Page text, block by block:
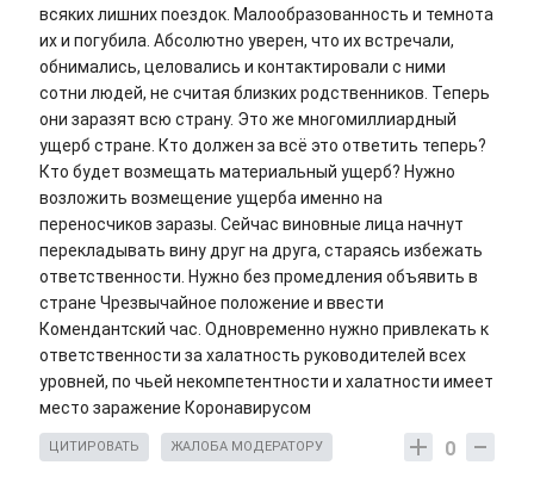
всяких лишних поездок. Малообразованность и темнота
их и погубила. Абсолютно уверен, что их встречали,
обнимались, целовались и контактировали с ними
сотни людей, не считая близких родственников. Теперь
они заразят всю страну. Это же многомиллиардный
ущерб стране. Кто должен за всё это ответить теперь?
Кто будет возмещать материальный ущерб? Нужно
возложить возмещение ущерба именно на
переносчиков заразы. Сейчас виновные лица начнут
перекладывать вину друг на друга, стараясь избежать
ответственности. Нужно без промедления объявить в
стране Чрезвычайное положение и ввести
Комендантский час. Одновременно нужно привлекать к
ответственности за халатность руководителей всех
уровней, по чьей некомпетентности и халатности имеет
место заражение Коронавирусом
0
ЦИТИРОВАТЬ ЖАЛОБА МОДЕРАТОРУ